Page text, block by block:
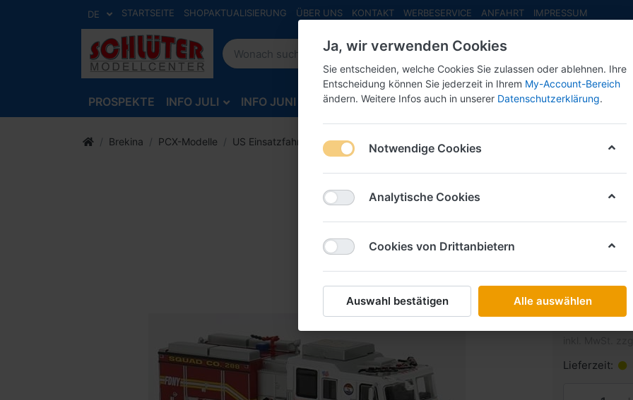
DE STARTSEITE SHOPAKTUALISIERUNG ÜBER UNS KONTAKT WERBESERVICE ANFAHRT IMPRESSUM
PROSPEKTE INFO JULI INFO JUNI INFO MAI NEU EINGETROFFEN NEUHEITEN
Brekina PCX-Modelle US Einsatzfahrzeuge Seagrave Attacker, 2013, FDNY - Queens, ***PCX-Modell***
Brekina
34,50
Lieferzeit:
Ja, wir verwenden Cookies
Sie entscheiden, welche Cookies Sie zulassen oder ablehnen. Ihre
Entscheidung können Sie jederzeit in Ihrem My-Account-Bereich
ändern. Weitere Infos auch in unserer Datenschutzerklärung.
Notwendige Cookies
Analytische Cookies
Cookies von Drittanbietern
Auswahl bestätigen Alle auswählen